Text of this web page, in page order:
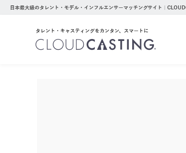
日本最大級のタレント・モデル・インフルエンサーマッチングサイト｜
タレント・キャスティングをカンタン、スマートに